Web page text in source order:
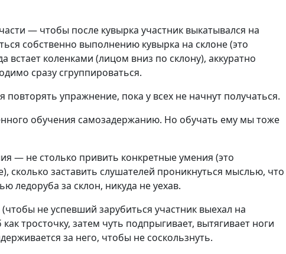
— чтобы после кувырка участник выкатывался на
собственно выполнению кувырка на склоне (это
коленками (лицом вниз по склону), аккуратно
сразу сгруппироваться.
упражнение, пока у всех не начнут получаться.
обучения самозадержанию. Но обучать ему мы тоже
— не столько привить конкретные умения (это
заставить слушателей проникнуться мыслью, что
ледоруба за склон, никуда не уехав.
не успевший зарубиться участник выехал на
тросточку, затем чуть подпрыгивает, вытягивает ноги
за него, чтобы не соскользнуть.